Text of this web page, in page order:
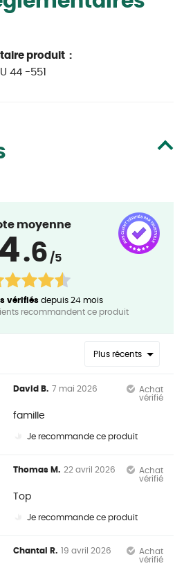
produit :
44 -551
moyenne
.6 /5
vérifiés depuis 24 mois
recommandent ce produit
Plus récents
David B. 7 mai 2026
Achat
vérifié
famille
Je recommande ce produit
Thomas M. 22 avril 2026
Achat
vérifié
Top
Je recommande ce produit
Chantal R. 19 avril 2026
Achat
vérifié